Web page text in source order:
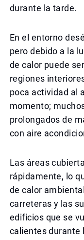
durante la tarde.
En el entorno
pero debido a la
de calor puede
regiones
poca actividad al
momento;
prolongados de
con aire
Las áreas
rápidamente, lo
de calor
carreteras y las
edificios que se
calientes durante